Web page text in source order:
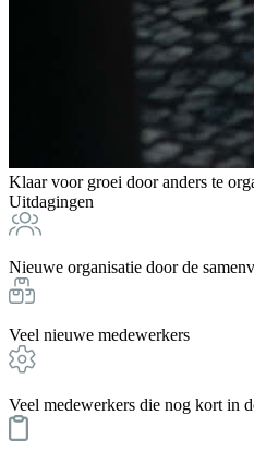
Klaar voor groei door anders te
Uitdagingen
Nieuwe organisatie door de
Veel nieuwe medewerkers
Veel medewerkers die nog kort in